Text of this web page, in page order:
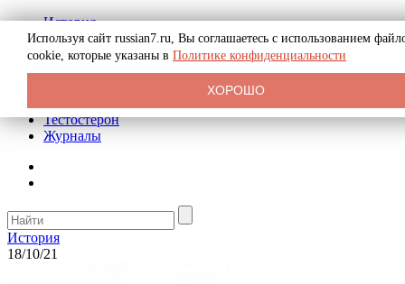
История
Биография
Криминал
Реклама на сайте
Тестостерон
Журналы
История
18/10/21
Используя сайт russian7.ru, Вы соглашаетесь с использованием
cookie, которые указаны в Политике конфиденциальности
ХОРОШО